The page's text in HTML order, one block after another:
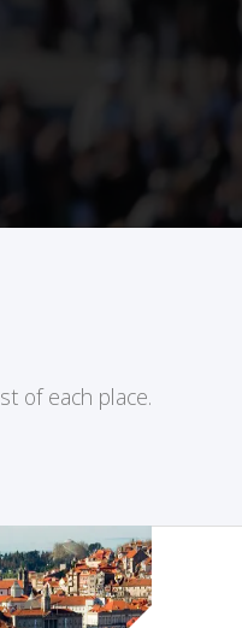
of each place.